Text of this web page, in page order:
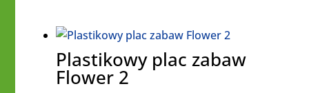
Plastikowy plac zabaw
Flower 2